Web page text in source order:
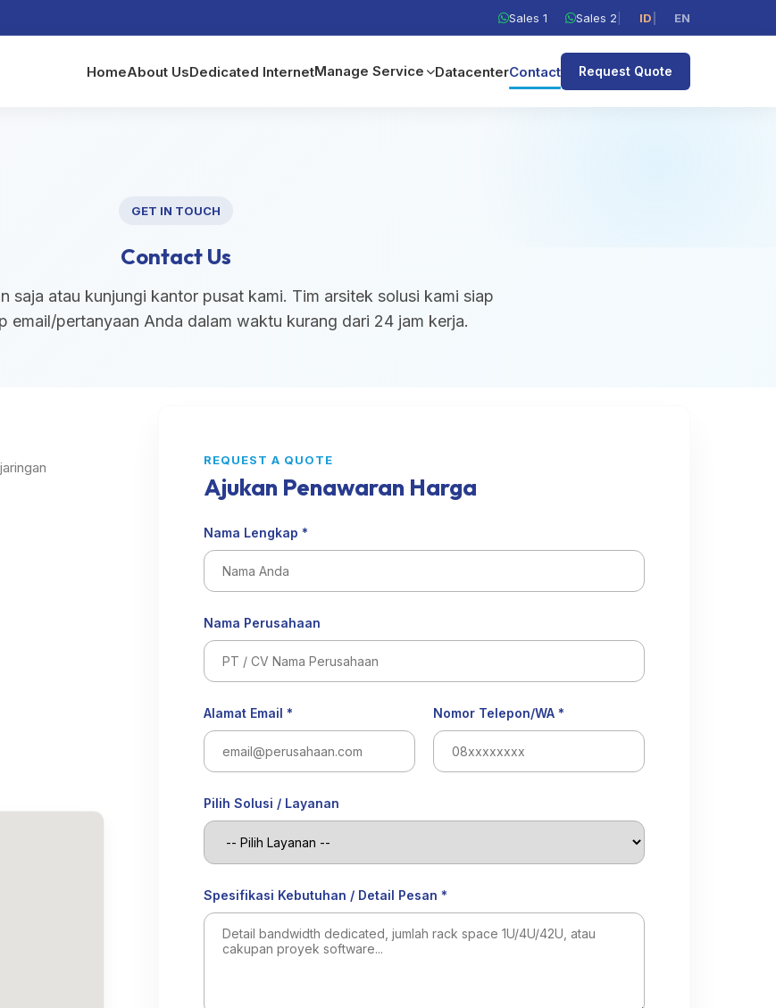
Sales 1 Sales 2 ID EN
HomeAbout UsDedicated InternetManage Service DatacenterContact Request Quote
GET IN TOUCH
Contact Us
saja atau kunjungi kantor pusat kami. Tim arsitek solusi kami siap
email/pertanyaan Anda dalam waktu kurang dari 24 jam kerja.
REQUEST A QUOTE
Ajukan Penawaran Harga
Nama Lengkap *
Nama Perusahaan
Alamat Email * Nomor Telepon/WA *
Pilih Solusi / Layanan
Spesifikasi Kebutuhan / Detail Pesan *